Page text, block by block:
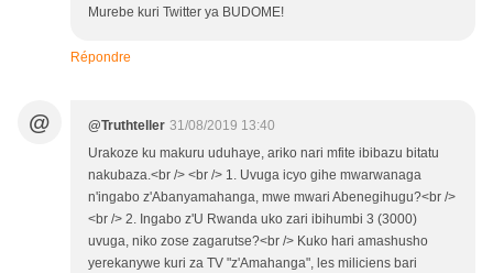
Murebe kuri Twitter ya BUDOME!
Répondre
@ @Truthteller 31/08/2019 13:40
Urakoze ku makuru uduhaye, ariko nari mfite ibibazu bitatu
nakubaza.<br /> <br /> 1. Uvuga icyo gihe mwarwanaga
n'ingabo z'Abanyamahanga, mwe mwari Abenegihugu?<br />
<br /> 2. Ingabo z'U Rwanda uko zari ibihumbi 3 (3000)
uvuga, niko zose zagarutse?<br /> Kuko hari amashusho
yerekanywe kuri za TV "z'Amahanga", les miliciens bari